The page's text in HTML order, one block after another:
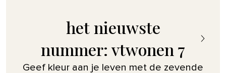
het nieuwste
nummer: vtwonen 7
Geef kleur aan je leven met de zevende